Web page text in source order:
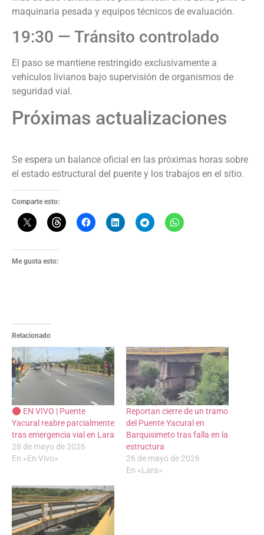
maquinaria pesada y equipos técnicos de evaluación.
19:30 — Tránsito controlado
El paso se mantiene restringido exclusivamente a
vehículos livianos bajo supervisión de organismos de
seguridad vial.
Próximas actualizaciones
Se espera un balance oficial en las próximas horas sobre
el estado estructural del puente y los trabajos en el sitio.
Comparte esto:
Me gusta esto:
Relacionado
EN VIVO | Puente
Yacural reabre parcialmente
tras emergencia vial en Lara
28 de mayo de 2026
En «En Vivo»
Reportan cierre de un tramo
del Puente Yacural en
Barquisimeto tras falla en la
estructura
26 de mayo de 2026
En «Lara»